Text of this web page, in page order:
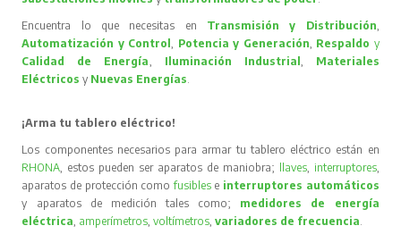
Encuentra lo que necesitas en Transmisión y Distribución
Automatización y Control
Potencia y Generación Respaldo y
Calidad de Energía
Iluminación Industrial
Materiales
Eléctricos y Nuevas Energías
¡Arma tu tablero eléctrico!
Los componentes necesarios para armar tu tablero eléctrico están en
RHONA , estos pueden ser aparatos de maniobra; llaves, interruptores,
aparatos de protección comofusibles e interruptores automáticos
y aparatos de medición tales como; medidores de energía
eléctrica amperímetros ,voltímetros ,variadores de frecuencia